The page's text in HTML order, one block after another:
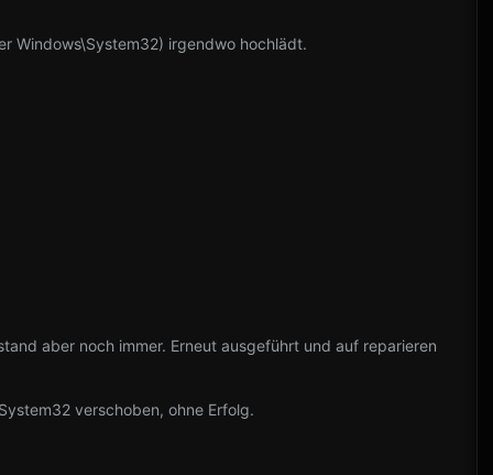
Windows\System32) irgendwo hochlädt.
aber noch immer. Erneut ausgeführt und auf reparieren
verschoben, ohne Erfolg.